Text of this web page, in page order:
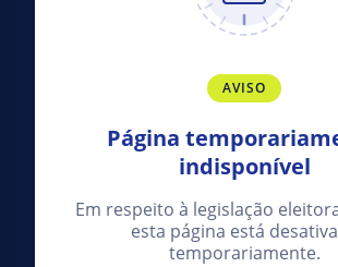
AVISO
Página
indisponível
Em respeito à legislação
esta página está
temporariamente.